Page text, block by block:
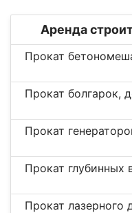
Аренда
Прокат
Прокат болгарок,
Прокат
Прокат глубинных
Прокат лазерного